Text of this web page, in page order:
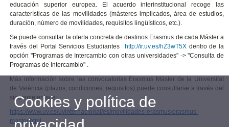
educación superior europea. El acuerdo interinstitucional recoge las
características de las movilidades (másteres implicados, área de estudios,
duración, número de movilidades, requisitos lingüísticos, etc.).
Se puede consultar la oferta concreta de destinos Erasmus de cada Máster a
través del Portal Servicios Estudiantes http://ir.uv.es/hZ3wT5Xdentro de la
opción "Programas de Intercambio con otras universidades" -> "Consulta de
Programas de Intercambio" .
Más información sobre las convocatorias Erasmus Máster de la Universitat
de València (plazos, condiciones, requisitos) puede consultarse a través del
siguiente enlace:
https://www.uv.es/uvinternacional/es/movilidades-erasmus/erasmus-
master.html
Cookies y política de